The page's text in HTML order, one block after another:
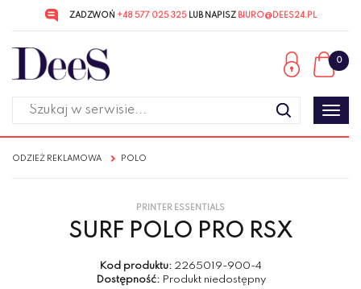
do menu
głównego
do
menu
w
ZADZWOŃ +48 577 025 325LUB NAPISZ BIURO@DEES24.PL
0
ODZIEŻ REKLAMOWA POLO
PRINTER ESSENTIALS
SURF POLO PRO RSX
Kod produktu: 2265019-900-4
Dostępność: Produkt niedostępny